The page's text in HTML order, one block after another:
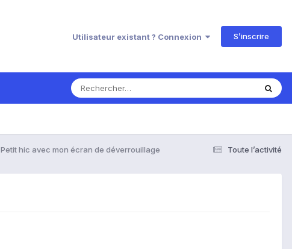
Utilisateur existant ? Connexion S’inscrire
Toute l’activité
Petit hic avec mon écran de déverrouillage